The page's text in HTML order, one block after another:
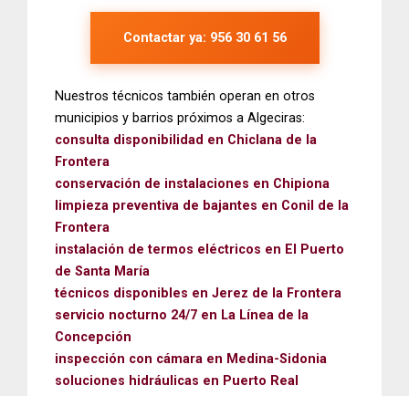
Contactar ya: 956 30 61 56
Nuestros técnicos también operan en otros
municipios y barrios próximos a Algeciras:
consulta disponibilidad en Chiclana de la
Frontera
conservación de instalaciones en Chipiona
limpieza preventiva de bajantes en Conil de la
Frontera
instalación de termos eléctricos en El Puerto
de Santa María
técnicos disponibles en Jerez de la Frontera
servicio nocturno 24/7 en La Línea de la
Concepción
inspección con cámara en Medina-Sidonia
soluciones hidráulicas en Puerto Real